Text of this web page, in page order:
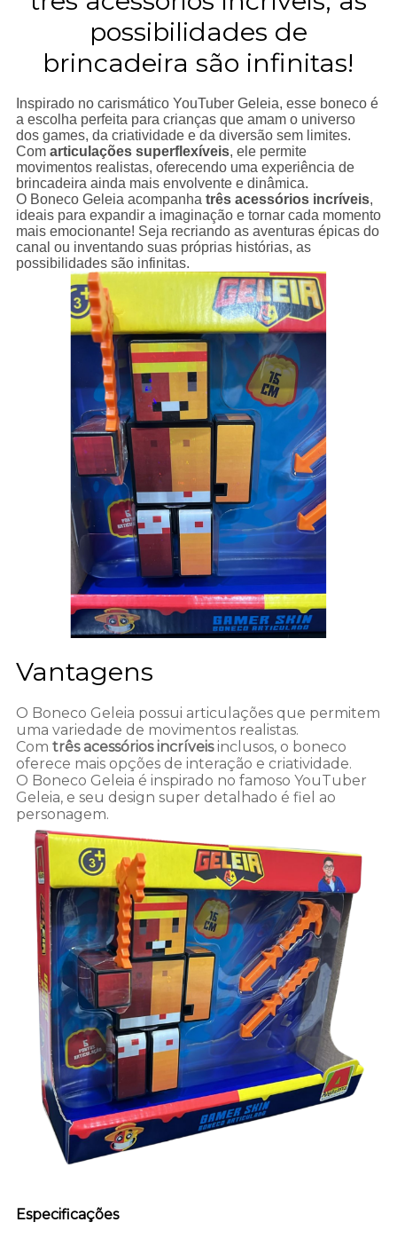
possibilidades de
brincadeira são infinitas!
Inspirado no carismático YouTuber Geleia, esse boneco é
a escolha perfeita para crianças que amam o universo
dos games, da criatividade e da diversão sem limites.
Com articulações superflexíveis, ele permite
movimentos realistas, oferecendo uma experiência de
brincadeira ainda mais envolvente e dinâmica.
O Boneco Geleia acompanha três acessórios incríveis,
ideais para expandir a imaginação e tornar cada momento
mais emocionante! Seja recriando as aventuras épicas do
canal ou inventando suas próprias histórias, as
possibilidades são infinitas.
Vantagens
O Boneco Geleia possui articulações que permitem
uma variedade de movimentos realistas.
Com três acessórios incríveisinclusos, o boneco
oferece mais opções de interação e criatividade.
O Boneco Geleia é inspirado no famoso YouTuber
Geleia, e seu design super detalhado é fiel ao
personagem.
Especificações